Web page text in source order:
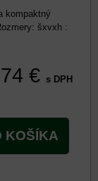
kompaktný
šxvxh :
€ s DPH
KOŠÍKA